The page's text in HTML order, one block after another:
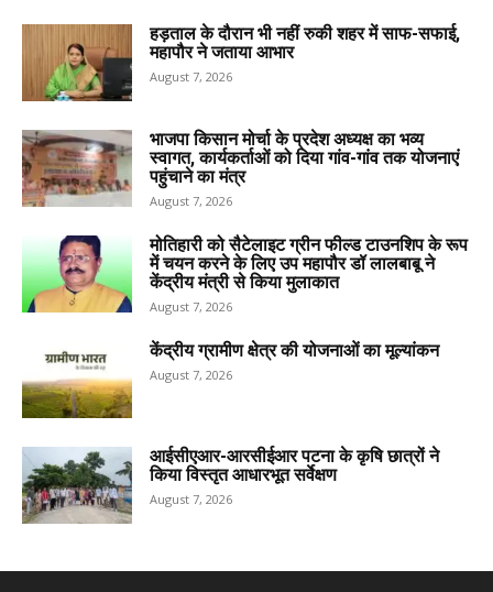
हड़ताल के दौरान भी नहीं रुकी शहर में साफ-सफाई,
महापौर ने जताया आभार
August 7, 2026
भाजपा किसान मोर्चा के प्रदेश अध्यक्ष का भव्य
स्वागत, कार्यकर्ताओं को दिया गांव-गांव तक योजनाएं
पहुंचाने का मंत्र
August 7, 2026
मोतिहारी को सैटेलाइट ग्रीन फील्ड टाउनशिप के रूप
में चयन करने के लिए उप महापौर डॉ लालबाबू ने
केंद्रीय मंत्री से किया मुलाकात
August 7, 2026
केंद्रीय ग्रामीण क्षेत्र की योजनाओं का मूल्यांकन
August 7, 2026
आईसीएआर-आरसीईआर पटना के कृषि छात्रों ने
किया विस्तृत आधारभूत सर्वेक्षण
August 7, 2026